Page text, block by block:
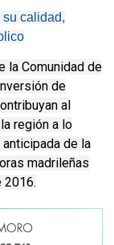
calidad,
la Comunidad de
de
al
región a lo
de la
madrileñas
2016.